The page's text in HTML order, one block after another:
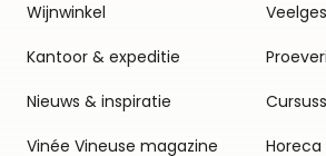
Wijnwinkel
Kantoor & expeditie
Nieuws & inspiratie
Vinée Vineuse magazine
Horeca